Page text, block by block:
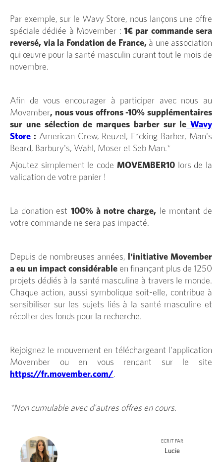
Par exemple, sur le Wavy Store, nous lançons une offre
spéciale dédiée à Movember : 1€ par commande sera
reversé, via la Fondation de France, à une association
qui œuvre pour la santé masculin durant tout le mois de
novembre.
Afin de vous encourager à participer avec nous au
Movember, nous vous offrons -10% supplémentaires
sur une sélection de marques barber sur le Wavy
Store : American Crew, Reuzel, F*cking Barber, Man's
Beard, Barbury's, Wahl, Moser et Seb Man.*
Ajoutez simplement le code MOVEMBER10lors de la
validation de votre panier !
La donation est 100% à notre charge, le montant de
votre commande ne sera pas impacté.
Depuis de nombreuses années, l'initiative Movember
a eu un impact considérable en finançant plus de 1250
projets dédiés à la santé masculine à travers le monde.
Chaque action, aussi symbolique soit-elle, contribue à
sensibiliser sur les sujets liés à la santé masculine et
récolter des fonds pour la recherche.
Rejoignez le mouvement en téléchargeant l'application
Movember ou en vous rendant sur le site
https://fr.movember.com/.
*Non cumulable avec d'autres offres en cours.
ECRIT PAR
Lucie